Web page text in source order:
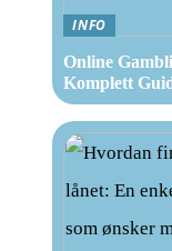
INFO
Online
Komplett